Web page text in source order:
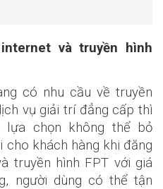
và truyền hình
có nhu cầu về truyền
vụ giải trí đẳng cấp thì
lựa chọn không thể bỏ
cho khách hàng khi đăng
truyền hình FPT với giá
người dùng có thể tận